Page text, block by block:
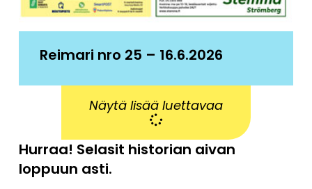
Reimari nro 25 – 16.6.2026
Näytä lisää luettavaa
Hurraa! Selasit historian aivan
loppuun asti.